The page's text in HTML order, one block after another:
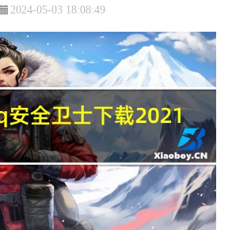
2024-05-03 18:08:49